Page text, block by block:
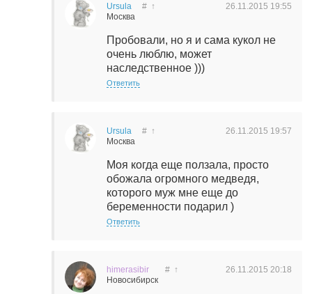
Ursula
Москва
26.11.2015 19:55
# ↑
Пробовали, но я и сама кукол не
очень люблю, может
наследственное )))
Ответить
Ursula
Москва
26.11.2015 19:57
# ↑
Моя когда еще ползала, просто
обожала огромного медведя,
которого муж мне еще до
беременности подарил )
Ответить
himerasibir
Новосибирск
26.11.2015 20:18
# ↑